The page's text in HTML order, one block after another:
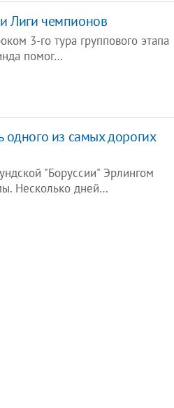
Лиги чемпионов
3-го тура группового этапа
помог…
одного из самых дорогих
"Боруссии" Эрлингом
Несколько дней…